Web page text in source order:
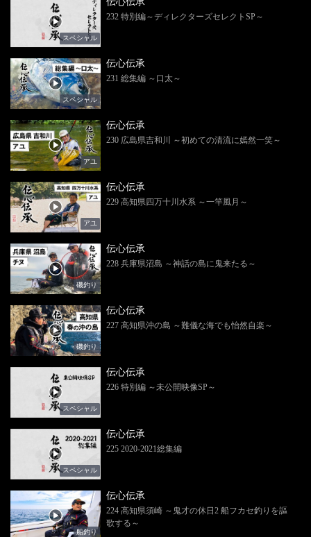
スペシャル
232 特別編～ディレクターズセレクトSP～
スペシャル
伝心伝承
231 総集編 ～口太～
アユ
伝心伝承
230 広島県吉和川 ～初めての清流に嫣然一笑～
アユ
伝心伝承
229 高知県四万十川水系 ～一竿風月～
磯釣り
伝心伝承
228 兵庫県沼島 ～神話の島に鬼来たる～
磯釣り
伝心伝承
227 高知県沖の島 ～難儀な海でも怡然自楽～
スペシャル
伝心伝承
226 特別編 ～未公開映像SP～
スペシャル
伝心伝承
225 2020-2021総集編
船釣り
伝心伝承
224 高知県須崎 ～鬼才の休日2 船フカセ釣りを謳
歌する～